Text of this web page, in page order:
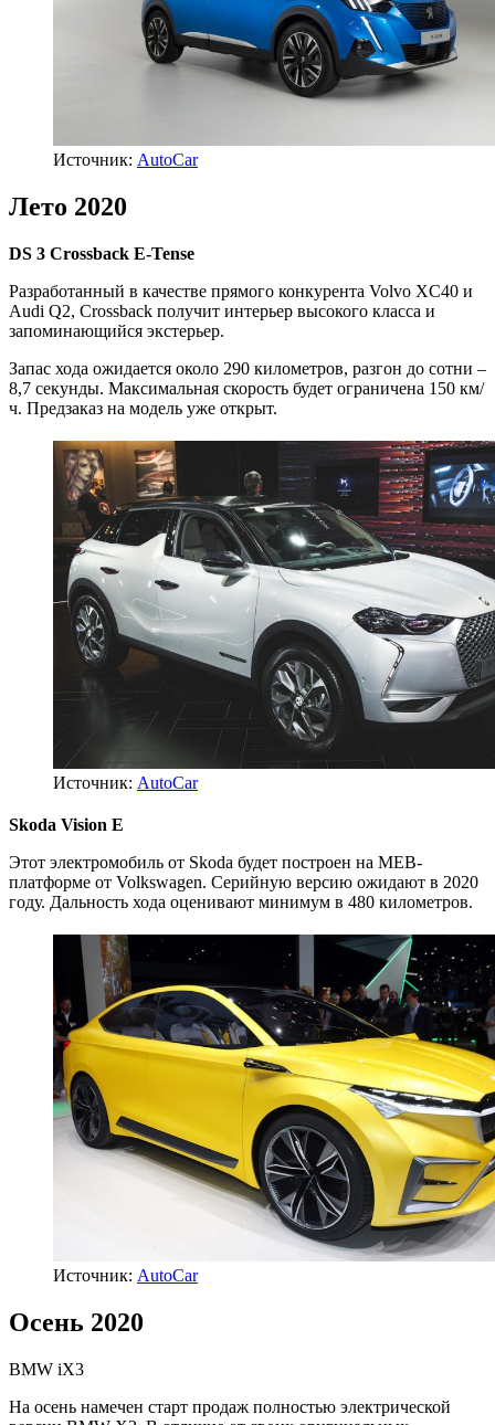
Источник: AutoCar
Лето 2020
DS 3 Crossback E-Tense
Разработанный в качестве прямого конкурента Volvo XC40 и
Audi Q2, Crossback получит интерьер высокого класса и
запоминающийся экстерьер.
Запас хода ожидается около 290 километров, разгон до сотни –
8,7 секунды. Максимальная скорость будет ограничена 150 км/
ч. Предзаказ на модель уже открыт.
Источник: AutoCar
Skoda Vision E
Этот электромобиль от Skoda будет построен на MEB-
платформе от Volkswagen. Серийную версию ожидают в 2020
году. Дальность хода оценивают минимум в 480 километров.
Источник: AutoCar
Осень 2020
BMW iX3
На осень намечен старт продаж полностью электрической